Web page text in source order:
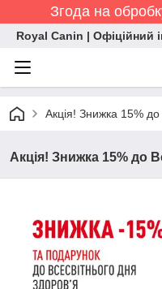
Згода на
Royal Canin | Офіційний
Акція! Знижка 15% до
Акція! Знижка 15% до